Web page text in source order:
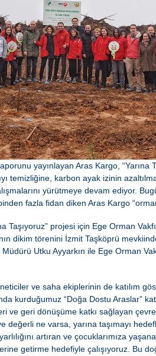
yayınlayan Aras Kargo, “Yarına
temizliğine, karbon ayak izinin
yürütmeye devam ediyor.
fazla fidan diken Aras Kargo
Taşıyoruz” projesi için Ege Orman
dikim törenini İzmit Taşköprü
Utku Ayyarkın ile Ege Orman
ve saha ekiplerinin de katılım
kurduğumuz “Doğa Dostu Araslar”
ve geri dönüşüme katkı sağlayan
değerli ne varsa, yarına taşımayı
artıran ve çocuklarımıza
getirme hedefiyle çalışıyoruz. Bu